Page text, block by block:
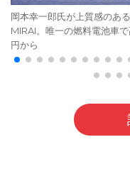
岡本幸一郎氏が上質感のあ
MIRAI。唯一の燃料電池車
円から